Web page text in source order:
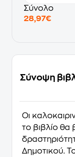
Σύνολο
28,97€
Σύνοψη
Οι
το βιβλίο θα
Δημοτικού.